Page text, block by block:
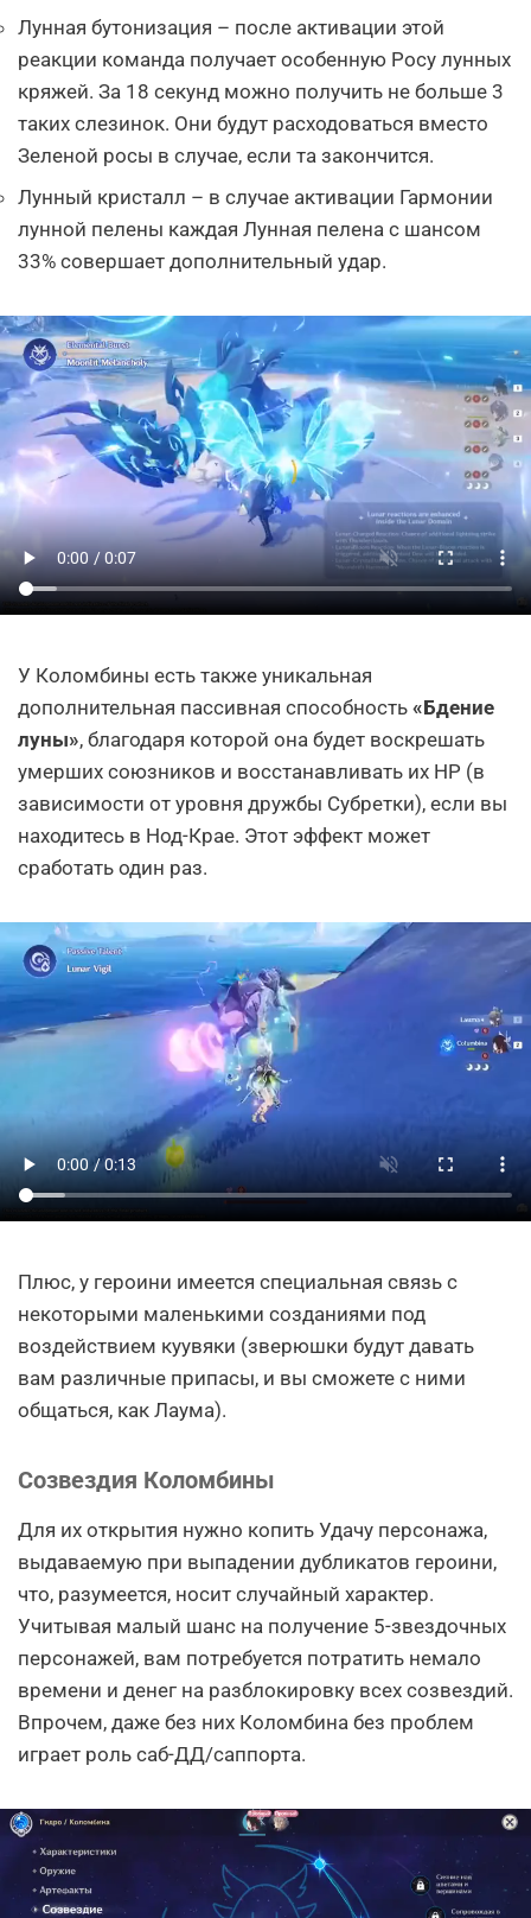
Лунная бутонизация – после активации этой
реакции команда получает особенную Росу лунных
кряжей. За 18 секунд можно получить не больше 3
таких слезинок. Они будут расходоваться вместо
Зеленой росы в случае, если та закончится.
Лунный кристалл – в случае активации Гармонии
лунной пелены каждая Лунная пелена с шансом
33% совершает дополнительный удар.
У Коломбины есть также уникальная
дополнительная пассивная способность «Бдение
луны», благодаря которой она будет воскрешать
умерших союзников и восстанавливать их HP (в
зависимости от уровня дружбы Субретки), если вы
находитесь в Нод-Крае. Этот эффект может
сработать один раз.
Плюс, у героини имеется специальная связь с
некоторыми маленькими созданиями под
воздействием куувяки (зверюшки будут давать
вам различные припасы, и вы сможете с ними
общаться, как Лаума).
Созвездия Коломбины
Для их открытия нужно копить Удачу персонажа,
выдаваемую при выпадении дубликатов героини,
что, разумеется, носит случайный характер.
Учитывая малый шанс на получение 5-звездочных
персонажей, вам потребуется потратить немало
времени и денег на разблокировку всех созвездий.
Впрочем, даже без них Коломбина без проблем
играет роль саб-ДД/саппорта.